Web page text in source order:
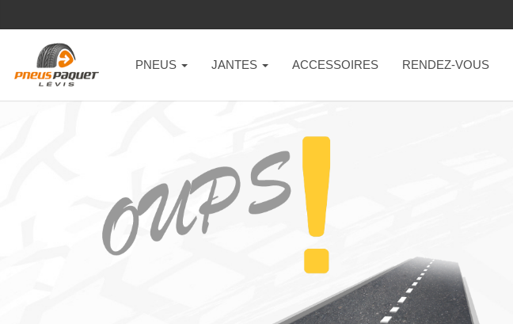
PNEUS JANTES ACCESSOIRES RENDEZ-VOUS